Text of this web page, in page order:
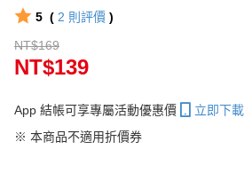
5 ( 2 則評價 )
NT$169
NT$139
App 結帳可享專屬活動優惠價
立即下載
※ 本商品不適用折價券